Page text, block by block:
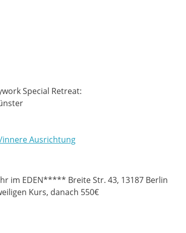
Special Retreat:
innere Ausrichtung
im EDEN***** Breite Str. 43, 13187 Berlin
Kurs, danach 550€